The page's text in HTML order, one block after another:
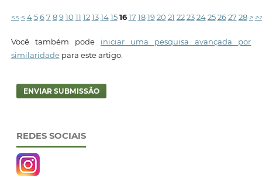
<< < 4 5 6 7 8 9 10 11 12 13 14 15 16 17 18 19 20 21 22 23 24 25 26 27 28 >
Você também pode iniciar uma pesquisa avançada por
similaridadepara este artigo.
ENVIAR SUBMISSÃO
REDES SOCIAIS